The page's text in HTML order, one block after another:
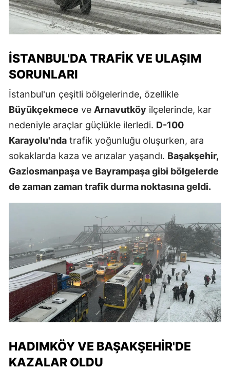
İSTANBUL'DA TRAFIK VE ULAŞIM
SORUNLARI
İstanbul'un çeşitli bölgelerinde, özellikle
Büyükçekmece ve Arnavutköy ilçelerinde, kar
nedeniyle araçlar güçlükle ilerledi. D-100
Karayolu'nda trafik yoğunluğu oluşurken, ara
sokaklarda kaza ve arızalar yaşandı. Başakşehir,
Gaziosmanpaşa ve Bayrampaşa gibi bölgelerde
de zaman zaman trafik durma noktasına geldi.
HADIMKÖY VE BAŞAKŞEHIR'DE
KAZALAR OLDU